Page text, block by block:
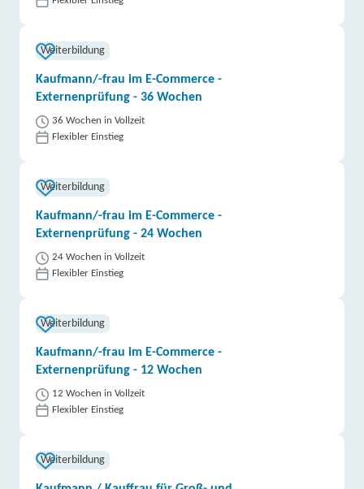
Weiterbildung
Kaufmann/-frau im E-Commerce -
Externenprüfung - 36 Wochen
36 Wochen in Vollzeit
Flexibler Einstieg
Weiterbildung
Kaufmann/-frau im E-Commerce -
Externenprüfung - 24 Wochen
24 Wochen in Vollzeit
Flexibler Einstieg
Weiterbildung
Kaufmann/-frau im E-Commerce -
Externenprüfung - 12 Wochen
12 Wochen in Vollzeit
Flexibler Einstieg
Weiterbildung